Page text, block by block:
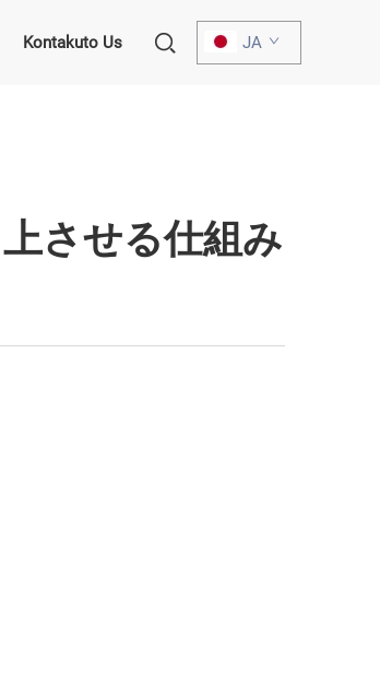
Kontakuto Us JA
させる仕組み